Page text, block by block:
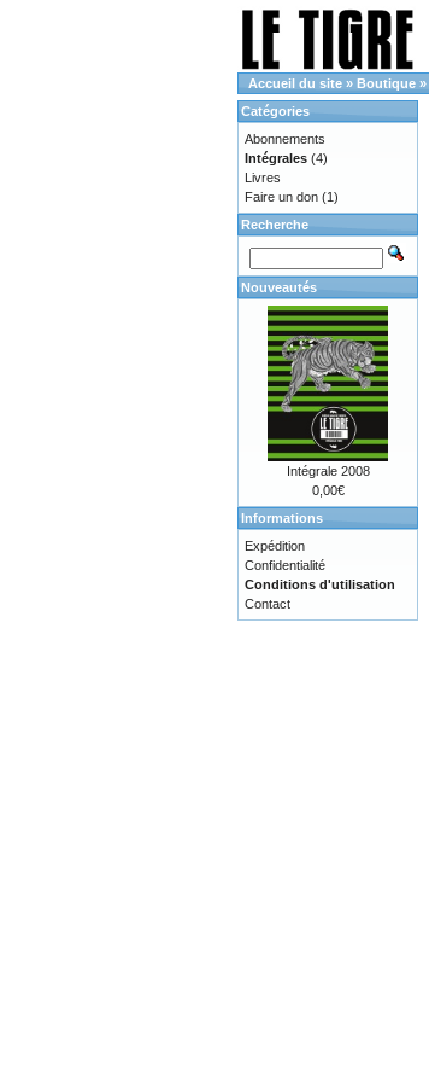
Accueil du site » Boutique »
Catégories
Abonnements
Intégrales (4)
Livres
Faire un don (1)
Recherche
Nouveautés
Intégrale 2008
0,00€
Informations
Expédition
Confidentialité
Conditions d'utilisation
Contact